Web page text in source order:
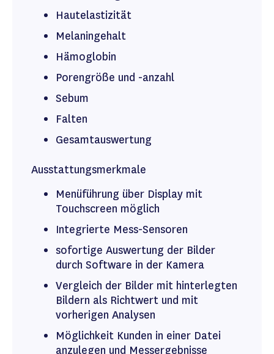
Hautelastizität
Melaningehalt
Hämoglobin
Porengröße und -anzahl
Sebum
Falten
Gesamtauswertung
Ausstattungsmerkmale
Menüführung über Display mit
Touchscreen möglich
Integrierte Mess-Sensoren
sofortige Auswertung der Bilder
durch Software in der Kamera
Vergleich der Bilder mit hinterlegten
Bildern als Richtwert und mit
vorherigen Analysen
Möglichkeit Kunden in einer Datei
anzulegen und Messergebnisse